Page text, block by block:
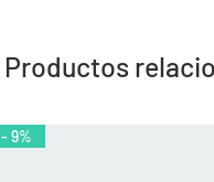
Productos
- 9%